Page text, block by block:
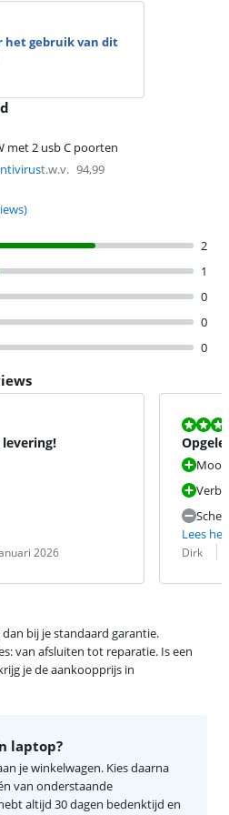
het gebruik van dit
met 2 usb C poorten
t.w.v. 94,99
op 3 reviews.
2
1
0
0
0
2026
Mooi
Lees
Dirk
Datum:
bij je standaard garantie.
van afsluiten tot reparatie. Is een
je de aankoopprijs in
laptop?
je winkelwagen. Kies daarna
van onderstaande
altijd 30 dagen bedenktijd en